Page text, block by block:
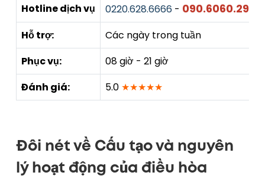
Hotline dịch vụ
0220.628.6666 - 090.6060.290
Hỗ trợ:
Các ngày trong tuần
Phục vụ:
08 giờ - 21 giờ
Đánh giá:
5.0 ★★★★★
Đôi nét về Cấu tạo và nguyên
lý hoạt động của điều hòa